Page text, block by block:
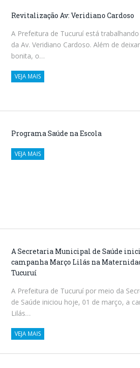
Revitalização Av: Veridiano Cardoso
A Prefeitura de Tucuruí está
da Av. Veridiano Cardoso. Além de
bonita, o…
VEJA MAIS
Programa Saúde na Escola
VEJA MAIS
A Secretaria Municipal de Saúde
campanha Março Lilás na
Tucuruí
A Prefeitura de Tucuruí por meio da
de Saúde iniciou hoje, 01 de março, a
Lilás…
VEJA MAIS